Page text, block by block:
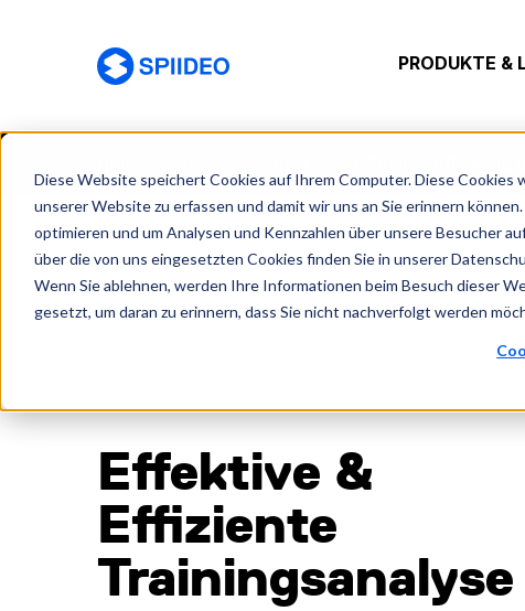
Diese Website speichert Cookies auf Ihrem Computer. Diese
unserer Website zu erfassen und damit wir uns an Sie erinnern
optimieren und um Analysen und Kennzahlen über unsere Besucher
über die von uns eingesetzten Cookies finden Sie in unserer
Wenn Sie ablehnen, werden Ihre Informationen beim Besuch dieser
gesetzt, um daran zu erinnern, dass Sie nicht nachverfolgt werden
PRODUKTE &
Effektive &
Effiziente
Trainingsanalyse